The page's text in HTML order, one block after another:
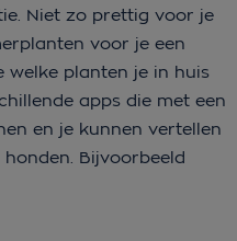
Niet zo prettig voor je
voor je een
welke planten je in huis
apps die met een
en je kunnen vertellen
Bijvoorbeeld